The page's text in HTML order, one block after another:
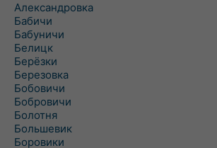
Александровка
Бабичи
Бабуничи
Белицк
Берёзки
Березовка
Бобовичи
Бобровичи
Болотня
Большевик
Боровики